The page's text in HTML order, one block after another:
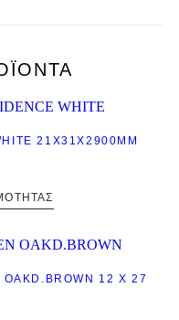
21Χ31Χ2900MM
12 Χ 27